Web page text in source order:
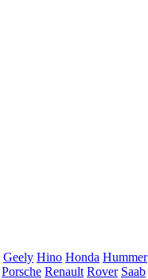
Geely Hino Honda Hummer
Porsche Renault Rover Saab